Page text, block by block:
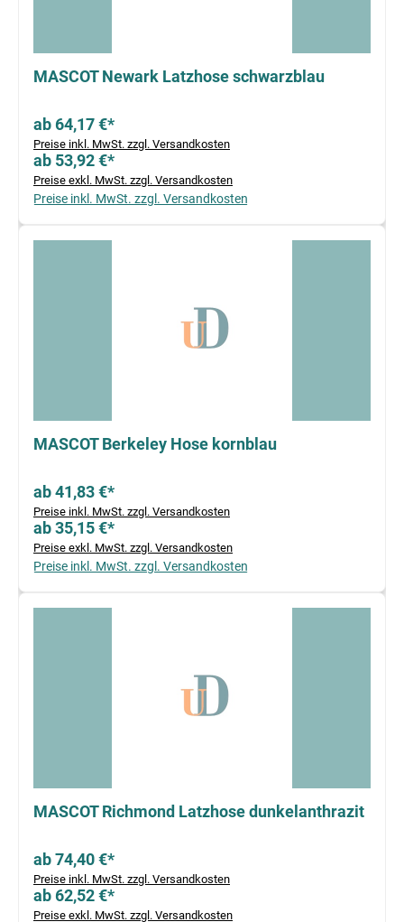
MASCOT Newark Latzhose schwarzblau
ab 64,17 €*
Preise inkl. MwSt. zzgl. Versandkosten
ab 53,92 €*
Preise exkl. MwSt. zzgl. Versandkosten
Preise inkl. MwSt. zzgl. Versandkosten
MASCOT Berkeley Hose kornblau
ab 41,83 €*
Preise inkl. MwSt. zzgl. Versandkosten
ab 35,15 €*
Preise exkl. MwSt. zzgl. Versandkosten
Preise inkl. MwSt. zzgl. Versandkosten
MASCOT Richmond Latzhose dunkelanthrazit
ab 74,40 €*
Preise inkl. MwSt. zzgl. Versandkosten
ab 62,52 €*
Preise exkl. MwSt. zzgl. Versandkosten